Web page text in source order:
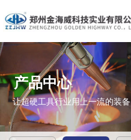
产品中心
让超硬工具行业用上一流的装备